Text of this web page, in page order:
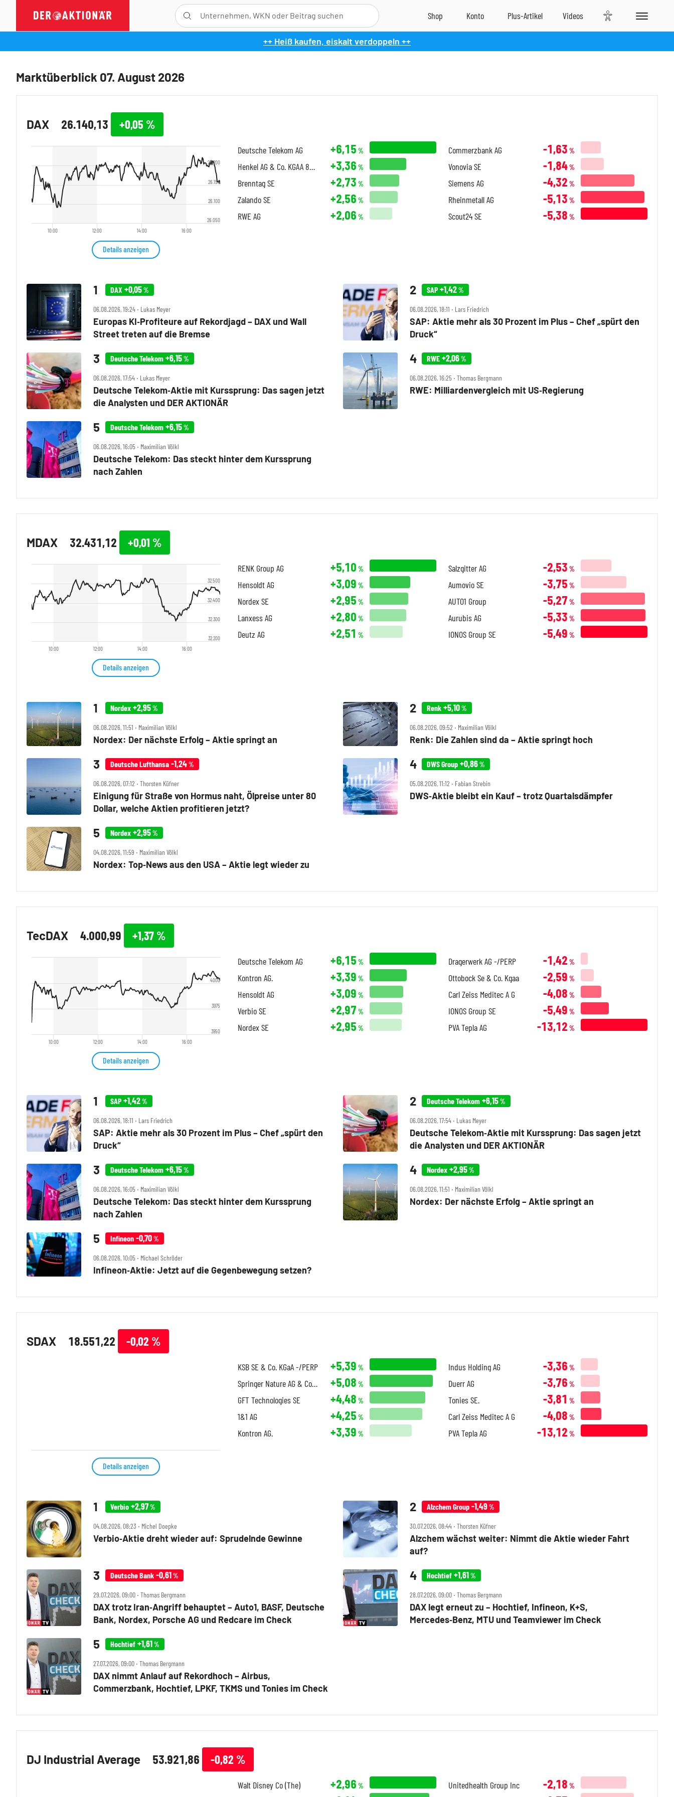
++ Heiß kaufen, eiskalt verdoppeln ++
Marktüberblick 07. August 2026
DAX 26.140,13 +0,05 %
10:00 12:00 14:00 16:00
26.050
26.100
26.150
26.200
Details anzeigen
Deutsche Telekom AG +6,15 %
Henkel AG & Co. KGAA 85/PERP +3,36 %
Brenntag SE +2,73 %
Zalando SE +2,56 %
RWE AG +2,06 %
Commerzbank AG -1,63 %
Vonovia SE -1,84%
Siemens AG -4,32 %
Rheinmetall AG -5,13 %
Scout24 SE -5,38 %
DAX +0,05%
06.08.2026, 19:24 ‧ Lukas Meyer
Europas KI‑Profiteure auf Rekordjagd – DAX und Wall
Street treten auf die Bremse
SAP +1,42%
06.08.2026, 18:11 ‧ Lars Friedrich
SAP: Aktie mehr als 30 Prozent im Plus – Chef „spürt den
Druck“
Deutsche Telekom +6,15%
06.08.2026, 17:54 ‧ Lukas Meyer
Deutsche Telekom‑Aktie mit Kurssprung: Das sagen jetzt
die Analysten und DER AKTIONÄR
RWE +2,06%
06.08.2026, 16:25 ‧ Thomas Bergmann
RWE: Milliardenvergleich mit US‑Regierung
Deutsche Telekom +6,15%
06.08.2026, 16:05 ‧ Maximilian Völkl
Deutsche Telekom: Das steckt hinter dem Kurssprung
nach Zahlen
MDAX 32.431,12 +0,01 %
10:00 12:00 14:00 16:00
32.200
32.300
32.400
32.500
Details anzeigen
RENK Group AG +5,10 %
Hensoldt AG +3,09 %
Nordex SE +2,95 %
Lanxess AG +2,80 %
Deutz AG +2,51 %
Salzgitter AG -2,53 %
Aumovio SE -3,75 %
AUTO1 Group -5,27 %
Aurubis AG -5,33 %
IONOS Group SE -5,49 %
Nordex +2,95%
06.08.2026, 11:51 ‧ Maximilian Völkl
Nordex: Der nächste Erfolg – Aktie springt an
Renk +5,10%
06.08.2026, 09:52 ‧ Maximilian Völkl
Renk: Die Zahlen sind da – Aktie springt hoch
Deutsche Lufthansa -1,24%
06.08.2026, 07:12 ‧ Thorsten Küfner
Einigung für Straße von Hormus naht, Ölpreise unter 80
Dollar, welche Aktien profitieren jetzt?
DWS Group +0,86%
05.08.2026, 11:12 ‧ Fabian Strebin
DWS‑Aktie bleibt ein Kauf – trotz Quartalsdämpfer
Nordex +2,95%
04.08.2026, 11:59 ‧ Maximilian Völkl
Nordex: Top‑News aus den USA – Aktie legt wieder zu
TecDAX 4.000,99 +1,37 %
10:00 12:00 14:00 16:00
3950
3975
4000
Details anzeigen
Deutsche Telekom AG +6,15 %
Kontron AG. +3,39 %
Hensoldt AG +3,09 %
Verbio SE +2,97 %
Nordex SE +2,95 %
Dragerwerk AG -/PERP -1,42 %
Ottobock Se & Co. Kgaa -2,59 %
Carl Zeiss Meditec A G -4,08 %
IONOS Group SE -5,49 %
PVA Tepla AG -13,12 %
SAP +1,42%
06.08.2026, 18:11 ‧ Lars Friedrich
SAP: Aktie mehr als 30 Prozent im Plus – Chef „spürt den
Druck“
Deutsche Telekom +6,15%
06.08.2026, 17:54 ‧ Lukas Meyer
Deutsche Telekom‑Aktie mit Kurssprung: Das sagen jetzt
die Analysten und DER AKTIONÄR
Deutsche Telekom +6,15%
06.08.2026, 16:05 ‧ Maximilian Völkl
Deutsche Telekom: Das steckt hinter dem Kurssprung
nach Zahlen
Nordex +2,95%
06.08.2026, 11:51 ‧ Maximilian Völkl
Nordex: Der nächste Erfolg – Aktie springt an
Infineon -0,70%
06.08.2026, 10:05 ‧ Michael Schröder
Infineon‑Aktie: Jetzt auf die Gegenbewegung setzen?
SDAX 18.551,22 -0,02 %
Details anzeigen
KSB SE & Co. KGaA -/PERP +5,39 %
Springer Nature AG & Co. KGaA +5,08 %
GFT Technologies SE +4,48 %
1&1 AG +4,25 %
Kontron AG. +3,39 %
Indus Holding AG -3,36 %
Duerr AG -3,76 %
Tonies SE. -3,81 %
Carl Zeiss Meditec A G -4,08 %
PVA Tepla AG -13,12 %
Verbio +2,97%
04.08.2026, 08:23 ‧ Michel Doepke
Verbio‑Aktie dreht wieder auf: Sprudelnde Gewinne
Alzchem Group -1,49%
30.07.2026, 08:44 ‧ Thorsten Küfner
Alzchem wächst weiter: Nimmt die Aktie wieder Fahrt
auf?
Deutsche Bank -0,61%
29.07.2026, 09:00 ‧ Thomas Bergmann
DAX trotz Iran‑Angriff behauptet – Auto1, BASF, Deutsche
Bank, Nordex, Porsche AG und Redcare im Check
Hochtief +1,61%
28.07.2026, 09:00 ‧ Thomas Bergmann
DAX legt erneut zu – Hochtief, Infineon, K+S,
Mercedes‑Benz, MTU und Teamviewer im Check
Hochtief +1,61%
27.07.2026, 09:00 ‧ Thomas Bergmann
DAX nimmt Anlauf auf Rekordhoch – Airbus,
Commerzbank, Hochtief, LPKF, TKMS und Tonies im Check
DJ Industrial Average 53.921,86 -0,82 %
Walt Disney Co (The) +2,96 % Unitedhealth Group Inc -2,18 %